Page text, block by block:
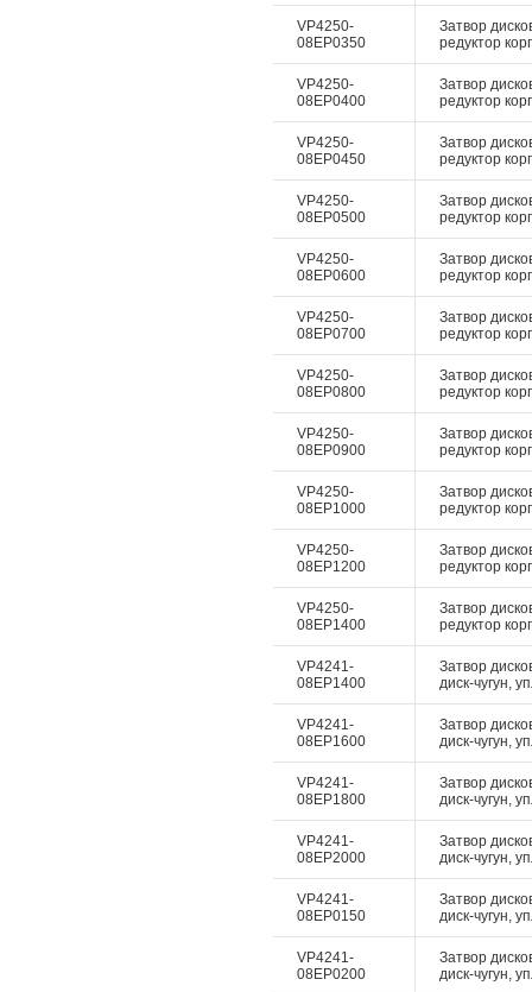
VP4250-
08EP0350
Затвор
редуктор
VP4250-
08EP0400
Затвор
редуктор
VP4250-
08EP0450
Затвор
редуктор
VP4250-
08EP0500
Затвор
редуктор
VP4250-
08EP0600
Затвор
редуктор
VP4250-
08EP0700
Затвор
редуктор
VP4250-
08EP0800
Затвор
редуктор
VP4250-
08EP0900
Затвор
редуктор
VP4250-
08EP1000
Затвор
редуктор
VP4250-
08EP1200
Затвор
редуктор
VP4250-
08EP1400
Затвор
редуктор
VP4241-
08EP1400
Затвор
диск-чугун,
VP4241-
08EP1600
Затвор
диск-чугун,
VP4241-
08EP1800
Затвор
диск-чугун,
VP4241-
08EP2000
Затвор
диск-чугун,
VP4241-
08EP0150
Затвор
диск-чугун,
VP4241-
08EP0200
Затвор
диск-чугун,